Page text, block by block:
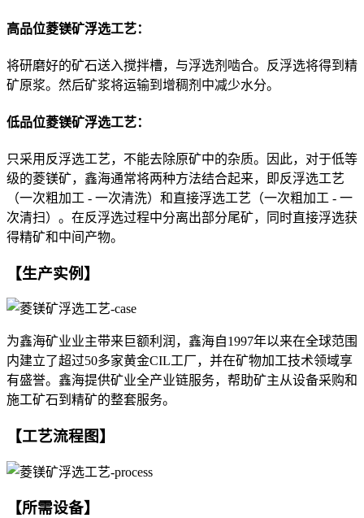
高品位菱镁矿浮选工艺：
将研磨好的矿石送入搅拌槽，与浮选剂啮合。反浮选将得到精
矿原浆。然后矿浆将运输到增稠剂中减少水分。
低品位菱镁矿浮选工艺：
只采用反浮选工艺，不能去除原矿中的杂质。因此，对于低等
级的菱镁矿，鑫海通常将两种方法结合起来，即反浮选工艺
（一次粗加工 - 一次清洗）和直接浮选工艺（一次粗加工 - 一
次清扫）。在反浮选过程中分离出部分尾矿，同时直接浮选获
得精矿和中间产物。
【生产实例】
为鑫海矿业业主带来巨额利润，鑫海自1997年以来在全球范围
内建立了超过50多家黄金CIL工厂，并在矿物加工技术领域享
有盛誉。鑫海提供矿业全产业链服务，帮助矿主从设备采购和
施工矿石到精矿的整套服务。
【工艺流程图】
【所需设备】